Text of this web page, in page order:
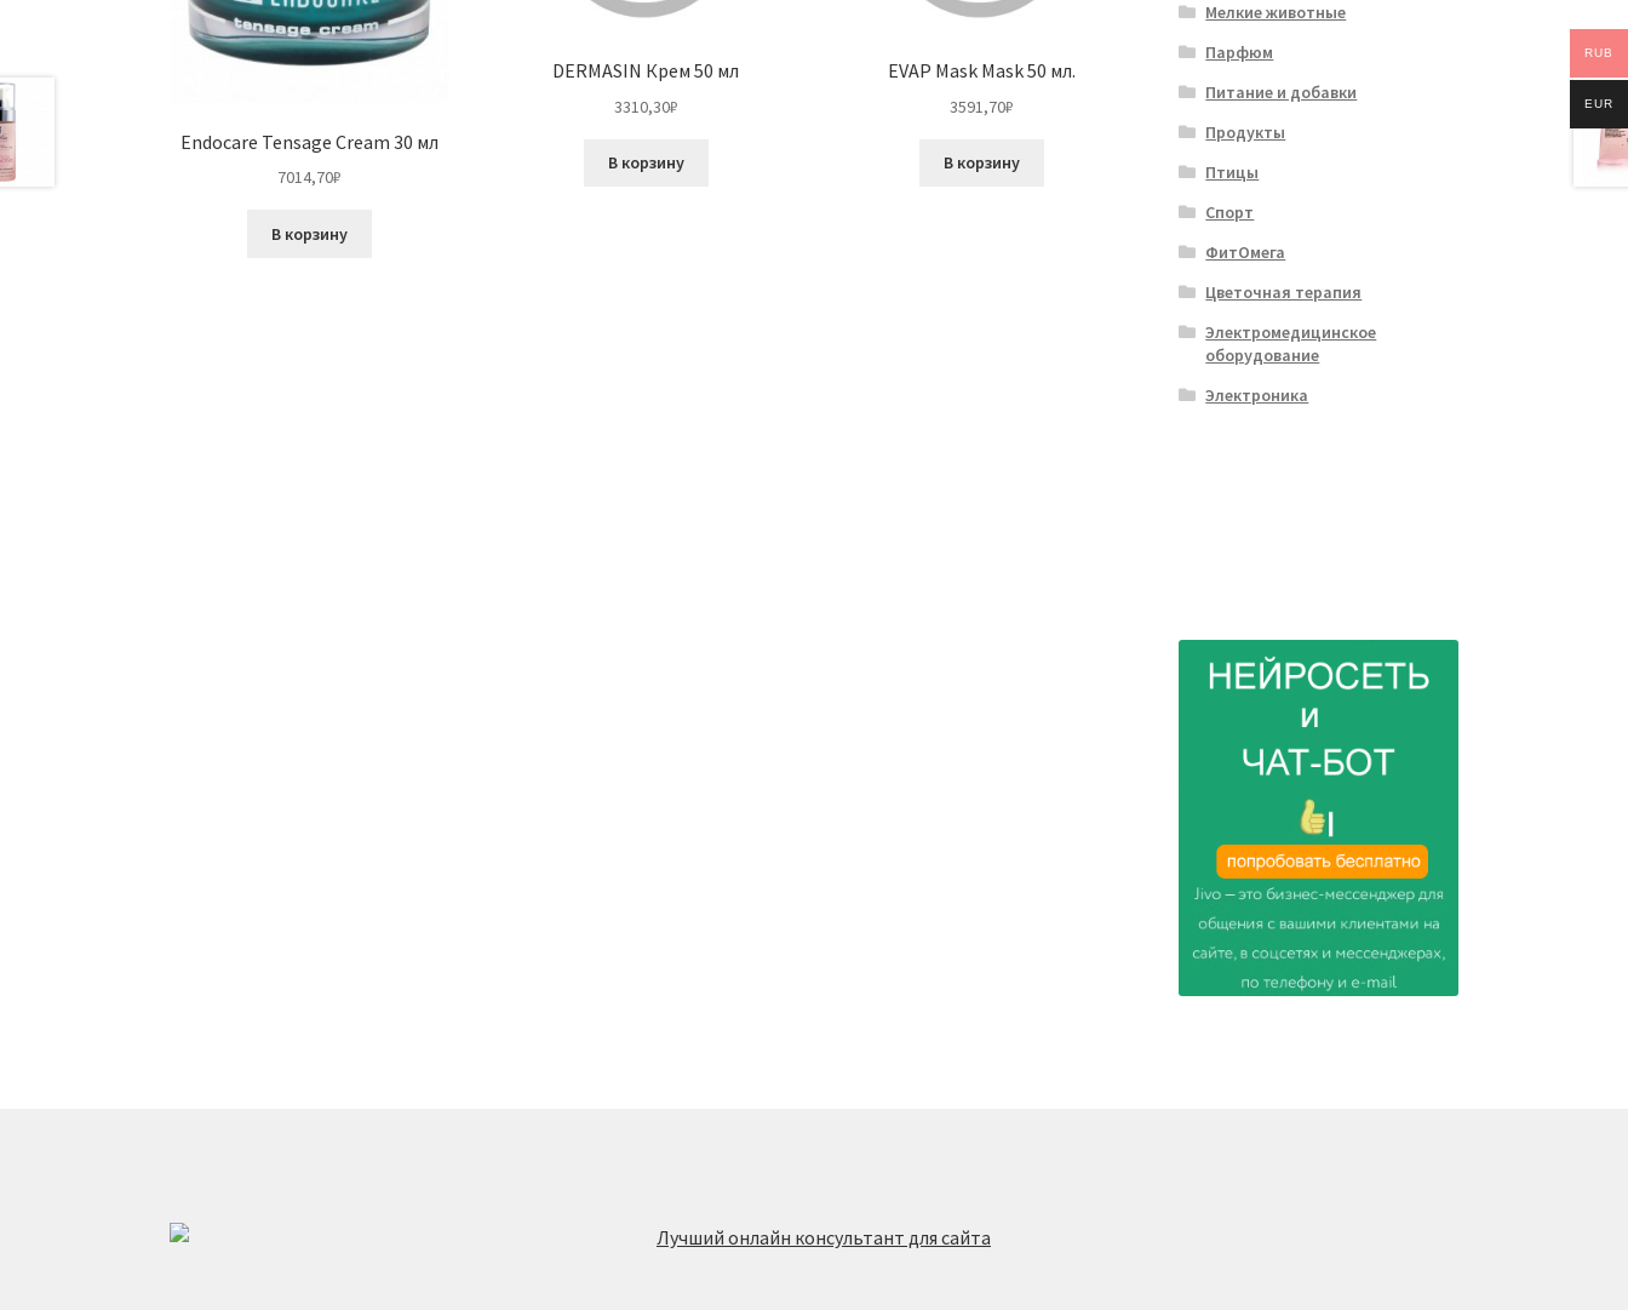
Endocare Tensage Cream 30 мл
7014,70₽
В корзину
DERMASIN Крем 50 мл
3310,30₽
В корзину
EVAP Mask Mask 50 мл.
3591,70₽
В корзину
Мелкие животные
Парфюм
Питание и добавки
Продукты
Птицы
Спорт
ФитОмега
Цветочная терапия
Электромедицинское
оборудование
Электроника
RUB
EUR